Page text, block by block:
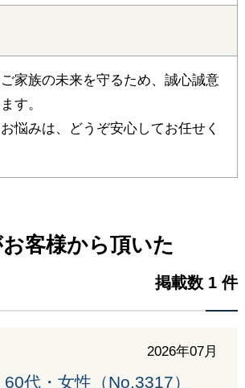
家族の未来を守るため、誠心誠意
す。
悩みは、どうぞ安心してお任せく
客様から頂いた
掲載数 1 件
2026年07月
代・女性（No.3317）